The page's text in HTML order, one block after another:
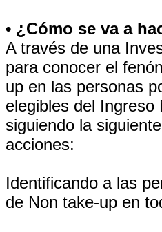
• ¿Cómo se va a
A través de una
para conocer el
up en las personas
elegibles del
siguiendo la
acciones:
Identificando a las
de Non take-up en